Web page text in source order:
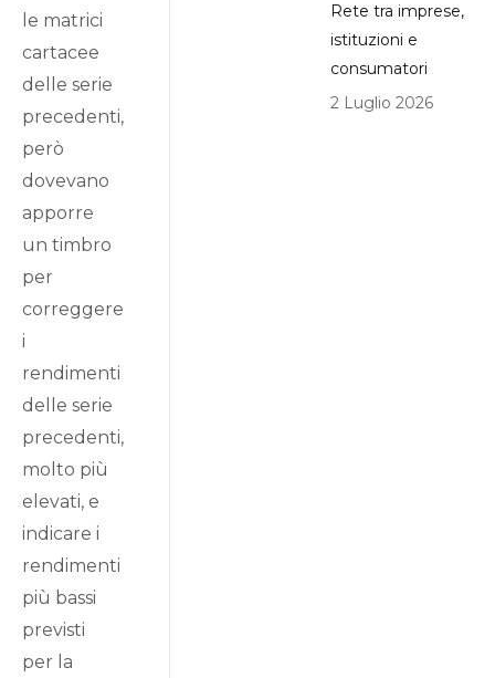
le matrici
cartacee
delle serie
precedenti,
però
dovevano
apporre
un timbro
per
correggere
i
rendimenti
delle serie
precedenti,
molto più
elevati, e
indicare i
rendimenti
più bassi
previsti
per la
Rete tra imprese,
istituzioni e
consumatori
2 Luglio 2026